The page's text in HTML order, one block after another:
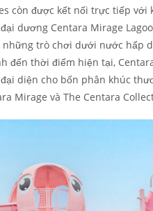
còn được kết nối trực tiếp
dương Centara Mirage
trò chơi dưới nước hấp
đến thời điểm hiện tại,
diện cho bốn phân khúc
Mirage và The Centara